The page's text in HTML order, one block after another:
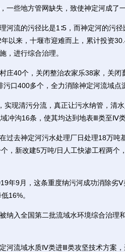
一些地方管网缺失，致使神定河成了
流的污径比是1∶5，而神定河的污径
以来，十堰市迎难而上，累计投资
，进行综合治理。
40个，关闭整治农家乐38家，关闭
口400多个，全力消除神定河流域点
现清污分流，真正让污水纳管，清水
冲沟16条，使其均达到地表Ⅲ类至Ⅳ类
去神定河污水处理厂日处理18万吨
，新改建5万吨/日人工快渗工程两个
9月，这条重度纳污河成功消除劣
16%。
入全国第二批流域水环境综合治理
流域水质Ⅳ类进Ⅲ类攻坚技术方案，